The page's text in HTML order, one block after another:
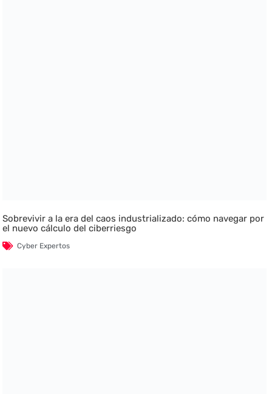
Sobrevivir a la era del caos industrializado: cómo navegar por
el nuevo cálculo del ciberriesgo
Cyber Expertos